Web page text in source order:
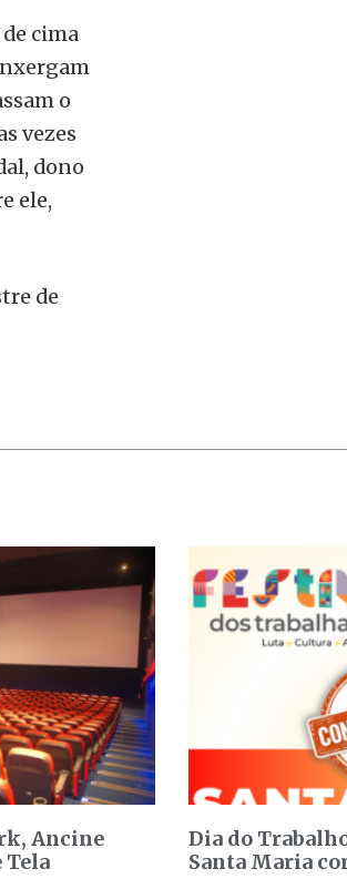
cima
o
vezes
dono
ele,
de
Ancine
Tela
Dia do
Santa Maria